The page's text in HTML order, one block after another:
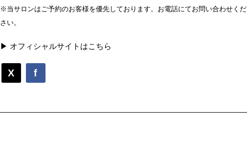
※当サロンはご予約のお客様を優先しております。お電話にてお問い合わせくだ
さい。
▶ オフィシャルサイトはこちら
X f